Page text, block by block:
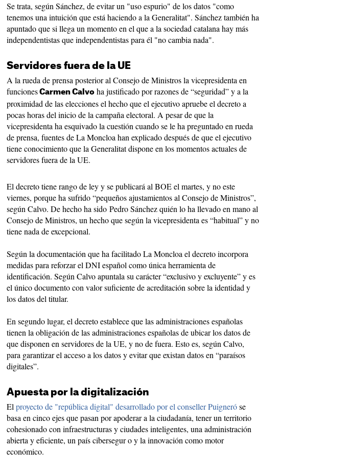
Se trata, según Sánchez, de evitar un "uso espurio" de los datos "como
tenemos una intuición que está haciendo a la Generalitat". Sánchez también ha
apuntado que si llega un momento en el que a la sociedad catalana hay más
independentistas que independentistas para él "no cambia nada".
Servidores fuera de la UE
A la rueda de prensa posterior al Consejo de Ministros la vicepresidenta en
funciones Carmen Calvo ha justificado por razones de “seguridad” y a la
proximidad de las elecciones el hecho que el ejecutivo apruebe el decreto a
pocas horas del inicio de la campaña electoral. A pesar de que la
vicepresidenta ha esquivado la cuestión cuando se le ha preguntado en rueda
de prensa, fuentes de La Moncloa han explicado después de que el ejecutivo
tiene conocimiento que la Generalitat dispone en los momentos actuales de
servidores fuera de la UE.
El decreto tiene rango de ley y se publicará al BOE el martes, y no este
viernes, porque ha sufrido “pequeños ajustamientos al Consejo de Ministros”,
según Calvo. De hecho ha sido Pedro Sánchez quién lo ha llevado en mano al
Consejo de Ministros, un hecho que según la vicepresidenta es “habitual” y no
tiene nada de excepcional.
Según la documentación que ha facilitado La Moncloa el decreto incorpora
medidas para reforzar el DNI español como única herramienta de
identificación. Según Calvo apuntala su carácter “exclusivo y excluyente” y es
el único documento con valor suficiente de acreditación sobre la identidad y
los datos del titular.
En segundo lugar, el decreto establece que las administraciones españolas
tienen la obligación de las administraciones españolas de ubicar los datos de
que disponen en servidores de la UE, y no de fuera. Esto es, según Calvo,
para garantizar el acceso a los datos y evitar que existan datos en “paraísos
digitales”.
Apuesta por la digitalización
El proyecto de "república digital" desarrollado por el conseller Puigneróse
basa en cinco ejes que pasan por apoderar a la ciudadanía, tener un territorio
cohesionado con infraestructuras y ciudades inteligentes, una administración
abierta y eficiente, un país cibersegur o y la innovación como motor
económico.